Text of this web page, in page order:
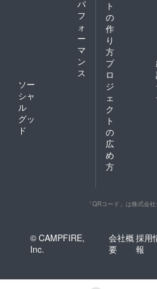
パ
フ
ォ
ー
マ
ン
ス
ソー
シャ
ル
グッ
ド
ト
の
作
り
方
プ
ロ
ジ
ェ
ク
ト
の
広
め
方
「QRコード」は株式会
© CAMPFIRE,
Inc.
会社概
要
採用
報